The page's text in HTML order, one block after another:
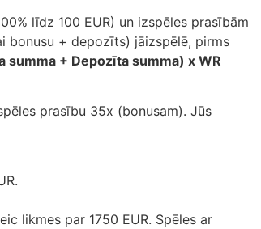
līdz 100 EUR) un izspēles prasībām
bonusu + depozīts) jāizspēlē, pirms
summa + Depozīta summa) x WR
prasību 35x (bonusam). Jūs
likmes par 1750 EUR. Spēles ar